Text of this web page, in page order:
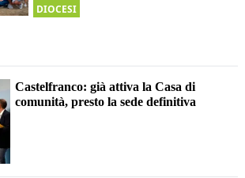
DIOCESI
Castelfranco: già attiva la Casa di
comunità, presto la sede definitiva